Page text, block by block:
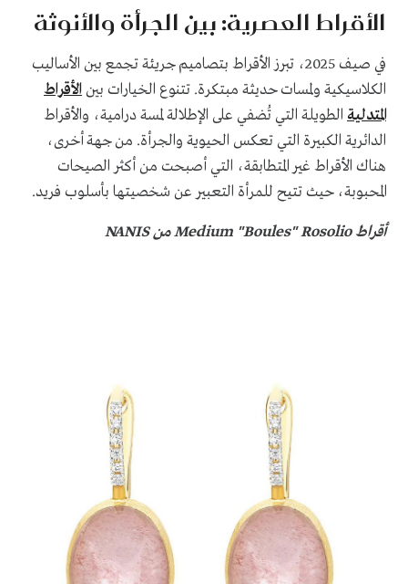
الأقراط العصرية: بين الجرأة والأنوثة
في صيف 2025، تبرز الأقراط بتصاميم جريئة تجمع بين الأساليب
الكلاسيكية ولمسات حديثة مبتكرة. تتنوع الخيارات بينالأقراط
المتدلية الطويلة التي تُضفي على الإطلالة لمسة درامية، والأقراط
الدائرية الكبيرة التي تعكس الحيوية والجرأة. من جهة أخرى،
هناك الأقراط غير المتطابقة، التي أصبحت من أكثر الصيحات
المحبوبة، حيث تتيح للمرأة التعبير عن شخصيتها بأسلوب فريد.
أقراط Medium "Boules" Rosolio من NANIS